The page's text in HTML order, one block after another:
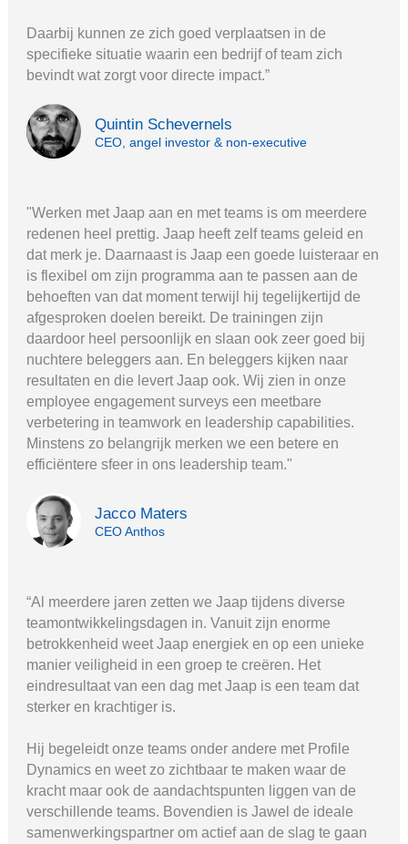
Daarbij kunnen ze zich goed verplaatsen in de
specifieke situatie waarin een bedrijf of team zich
bevindt wat zorgt voor directe impact.”
Quintin Schevernels
CEO, angel investor & non-executive
"Werken met Jaap aan en met teams is om meerdere
redenen heel prettig. Jaap heeft zelf teams geleid en
dat merk je. Daarnaast is Jaap een goede luisteraar en
is flexibel om zijn programma aan te passen aan de
behoeften van dat moment terwijl hij tegelijkertijd de
afgesproken doelen bereikt. De trainingen zijn
daardoor heel persoonlijk en slaan ook zeer goed bij
nuchtere beleggers aan. En beleggers kijken naar
resultaten en die levert Jaap ook. Wij zien in onze
employee engagement surveys een meetbare
verbetering in teamwork en leadership capabilities.
Minstens zo belangrijk merken we een betere en
efficiëntere sfeer in ons leadership team."
Jacco Maters
CEO Anthos
“Al meerdere jaren zetten we Jaap tijdens diverse
teamontwikkelingsdagen in. Vanuit zijn enorme
betrokkenheid weet Jaap energiek en op een unieke
manier veiligheid in een groep te creëren. Het
eindresultaat van een dag met Jaap is een team dat
sterker en krachtiger is.
Hij begeleidt onze teams onder andere met Profile
Dynamics en weet zo zichtbaar te maken waar de
kracht maar ook de aandachtspunten liggen van de
verschillende teams. Bovendien is Jawel de ideale
samenwerkingspartner om actief aan de slag te gaan